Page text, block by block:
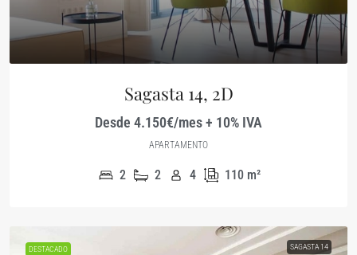
Sagasta 14, 2D
Desde 4.150€/mes + 10% IVA
APARTAMENTO
2 2 4 110 m²
DESTACADO SAGASTA 14